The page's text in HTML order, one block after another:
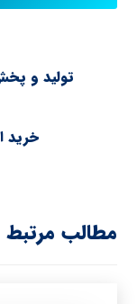
تولید و
خرید
مطالب